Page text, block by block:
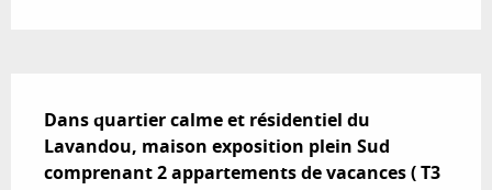
Dans quartier calme et résidentiel du
Lavandou, maison exposition plein Sud
comprenant 2 appartements de vacances ( T3